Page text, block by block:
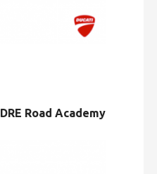
DRE Road Academy